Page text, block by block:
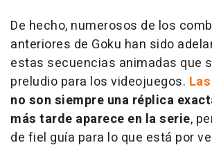
De hecho, numerosos de los
anteriores de Goku han sido
estas secuencias animadas que
preludio para los videojuegos.
no son siempre una réplica
más tarde aparece en la serie,
de fiel guía para lo que está por